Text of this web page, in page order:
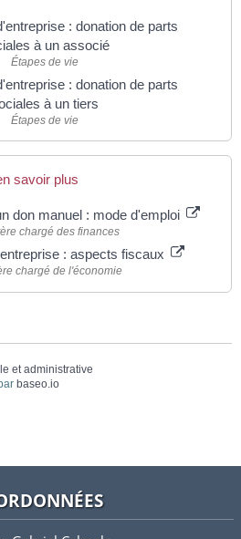
: donation de parts
à un associé
Étapes de vie
: donation de parts
à un tiers
Étapes de vie
savoir plus
don manuel : mode d'emploi
chargé des finances
: aspects fiscaux
chargé de l'économie
et administrative
baseo.io